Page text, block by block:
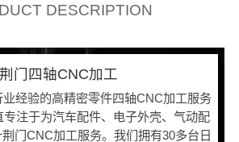
DESCRIPTION
荆门四轴CNC加工
经验的高精密零件四轴CNC加工服务
专注于为汽车配件、电子外壳、气动配
门CNC加工服务。我们拥有30多台日